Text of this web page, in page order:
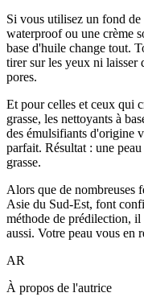
Si vous utilisez un fond
waterproof ou une crème
base d'huile change tout.
tirer sur les yeux ni laisser
pores.
Et pour celles et ceux qui
grasse, les nettoyants à
des émulsifiants d'origine
parfait. Résultat : une
grasse.
Alors que de nombreuses
Asie du Sud-Est, font
méthode de prédilection, il
aussi. Votre peau vous en
AR
À propos de l'autrice